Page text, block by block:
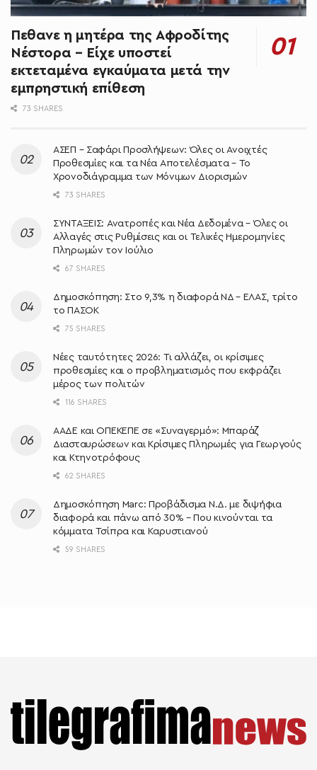
Πεθανε η μητέρα της Αφροδίτης
Νέστορα – Είχε υποστεί
εκτεταμένα εγκαύματα μετά την
εμπρηστική επίθεση
73 SHARES
ΑΣΕΠ – Σαφάρι Προσλήψεων: Όλες οι Ανοιχτές
Προθεσμίες και τα Νέα Αποτελέσματα – Το
Χρονοδιάγραμμα των Μόνιμων Διορισμών
73 SHARES
ΣΥΝΤΑΞΕΙΣ: Ανατροπές και Νέα Δεδομένα – Όλες οι
Αλλαγές στις Ρυθμίσεις και οι Τελικές Ημερομηνίες
Πληρωμών τον Ιούλιο
67 SHARES
Δημοσκόπηση: Στο 9,3% η διαφορά ΝΔ – ΕΛΑΣ, τρίτο
το ΠΑΣΟΚ
75 SHARES
Νέες ταυτότητες 2026: Τι αλλάζει, οι κρίσιμες
προθεσμίες και ο προβληματισμός που εκφράζει
μέρος των πολιτών
116 SHARES
ΑΑΔΕ και ΟΠΕΚΕΠΕ σε «Συναγερμό»: Μπαράζ
Διασταυρώσεων και Κρίσιμες Πληρωμές για Γεωργούς
και Κτηνοτρόφους
62 SHARES
Δημοσκόπηση Marc: Προβάδισμα Ν.Δ. με διψήφια
διαφορά και πάνω από 30% – Που κινούνται τα
κόμματα Τσίπρα και Καρυστιανού
59 SHARES